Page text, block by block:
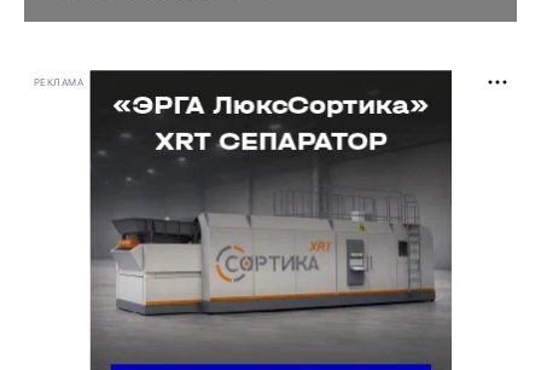
РЕКЛАМА